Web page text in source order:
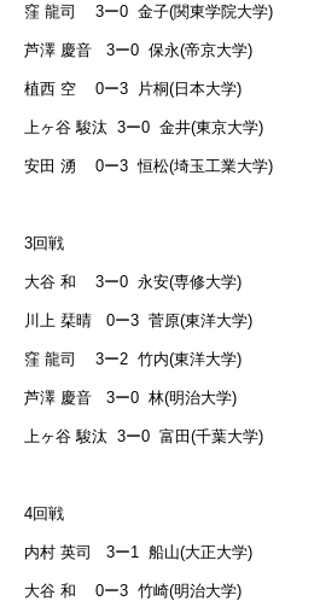
窪 龍司 3ー0 金子(関東学院大学)
芦澤 慶音 3ー0 保永(帝京大学)
植西 空 0ー3 片桐( 日本大学)
上ヶ谷 駿汰 3ー0 金井(東京大学)
安田 湧 0ー3恒松(埼玉工業大学)
3回戦
大谷 和 3ー0 永安(専修大学)
川上 栞晴 0ー3 菅原(東洋大学)
窪 龍司 3ー2 竹内(東洋大学)
芦澤 慶音 3ー0 林(明治大学)
上ヶ谷 駿汰 3ー0 富田 (千葉大学)
4回戦
内村 英司 3ー1 船山(大正大学)
大谷 和 0ー3 竹崎(明治大学)